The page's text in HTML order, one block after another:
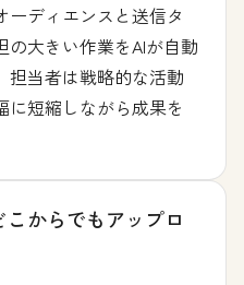
ーディエンスと送信タ
大きい作業をAIが自動
担当者は戦略的な活動
に短縮しながら成果を
からでもアップロ